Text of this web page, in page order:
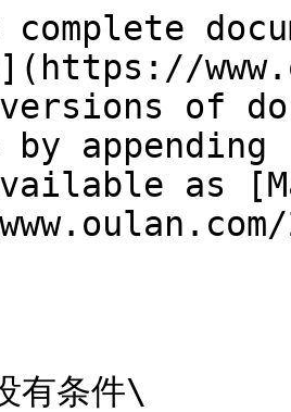
versions of
as
有条件\